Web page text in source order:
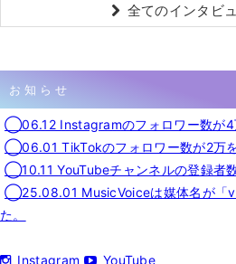
全てのインタビ
お知らせ
◯06.12 Instagramのフォロワー数が4
◯06.01 TikTokのフォロワー数が2万を
◯10.11 YouTubeチャンネルの登録者
◯25.08.01 MusicVoiceは媒体名が「
た。
Instagram YouTube